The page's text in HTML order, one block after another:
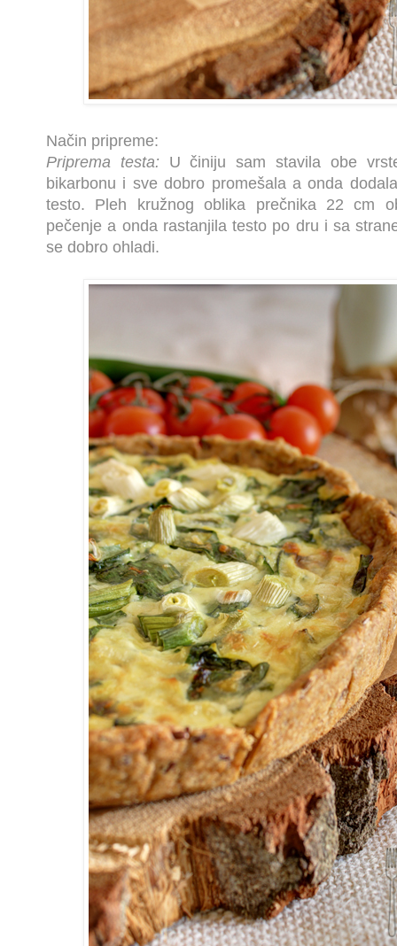
Način pripreme:
Priprema testa: U činiju sam stavila obe
bikarbonu i sve dobro promešala a onda
testo. Pleh kružnog oblika prečnika 22 cm
pečenje a onda rastanjila testo po dru i sa
se dobro ohladi.